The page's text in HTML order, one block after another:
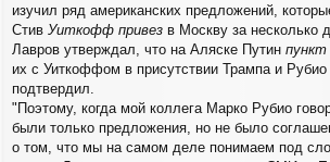
изучил ряд американских предложений,
Стив Уиткофф привез в Москву за несколько
Лавров утверждал, что на Аляске Путин пункт
их с Уиткоффом в присутствии Трампа и
подтвердил.
"Поэтому, когда мой коллега Марко Рубио
были только предложения, но не было
о том, что мы на самом деле понимаем под